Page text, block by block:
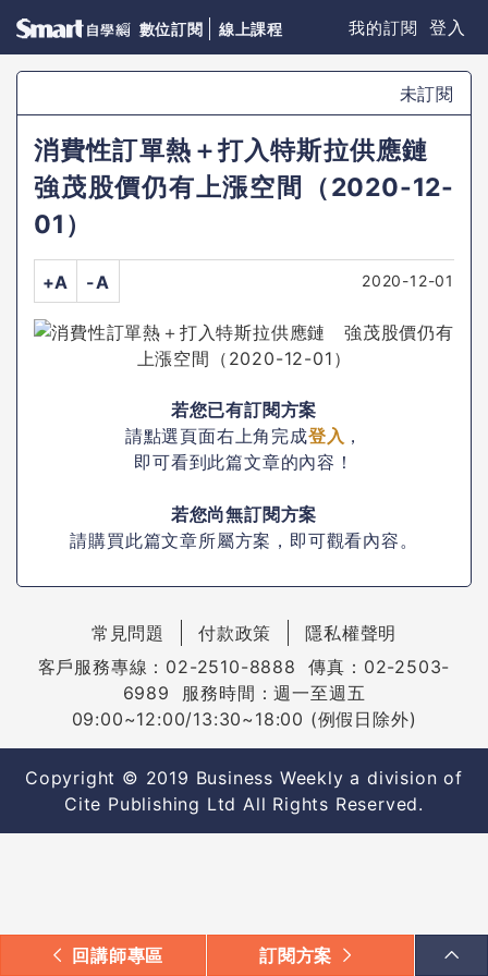
數位訂閱 線上課程 我的訂閱 登入
未訂閱
消費性訂單熱＋打入特斯拉供應鏈
強茂股價仍有上漲空間（2020-12-
01）
+A -A 2020-12-01
若您已有訂閱方案
請點選頁面右上角完成登入 ，
即可看到此篇文章的內容！
若您尚無訂閱方案
請購買此篇文章所屬方案，即可觀看內容。
回講師專區 訂閱方案
常見問題 付款政策
隱私權聲明
客戶服務專線：02-2510-8888 傳真：02-2503-
6989 服務時間：週一至週五
09:00~12:00/13:30~18:00 (例假日除外)
Copyright © 2019 Business Weekly a division of
Cite Publishing Ltd All Rights Reserved.